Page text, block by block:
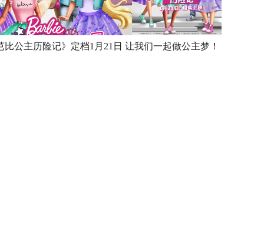
比公主历险记》定档1月21日 让我们一起做公主梦！